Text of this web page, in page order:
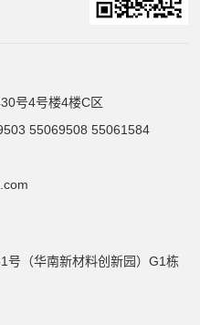
号4号楼4楼C区
55069508 55061584
号（华南新材料创新园）G1栋